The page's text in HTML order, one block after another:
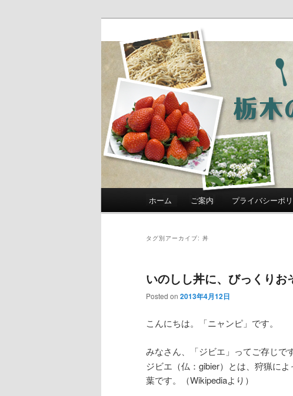
農政部職員ブロ
き」
メインコンテンツへ移動
サブコンテンツへ移動
ホーム ご案内 プライバシーポ
タグ別アーカイブ: 丼
いのしし丼に、びっくり
Posted on 2013年4月12日
こんにちは。「ニャンピ」です。
みなさん、「ジビエ」ってご存じで
ジビエ（仏：gibier）とは、狩猟に
葉です。（Wikipediaより）